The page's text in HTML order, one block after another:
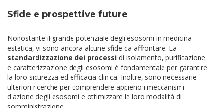
Sfide e prospettive future
Nonostante il grande potenziale degli esosomi in medicina
estetica, vi sono ancora alcune sfide da affrontare. La
standardizzazione dei processi di isolamento, purificazione
e caratterizzazione degli esosomi è fondamentale per garantire
la loro sicurezza ed efficacia clinica. Inoltre, sono necessarie
ulteriori ricerche per comprendere appieno i meccanismi
d'azione degli esosomi e ottimizzare le loro modalità di